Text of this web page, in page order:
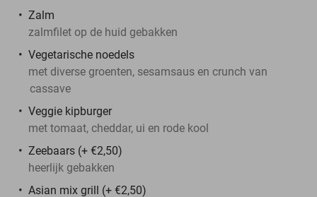
Zalm
zalmfilet op de huid gebakken
Vegetarische noedels
met diverse groenten, sesamsaus en crunch van
cassave
Veggie kipburger
met tomaat, cheddar, ui en rode kool
Zeebaars (+ €2,50)
heerlijk gebakken
Asian mix grill (+ €2,50)